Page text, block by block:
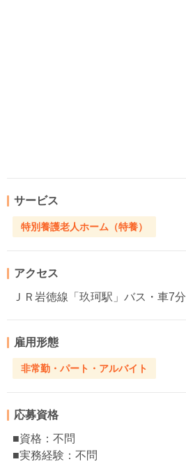
サービス
特別養護老人ホーム（特養）
アクセス
ＪＲ岩徳線「玖珂駅」バス・車7分
雇用形態
非常勤・パート・アルバイト
応募資格
■資格：不問
■実務経験：不問